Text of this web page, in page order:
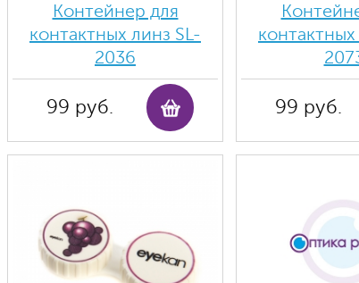
Контейнер для
контактных линз SL-
2036
99 руб. 99 руб.